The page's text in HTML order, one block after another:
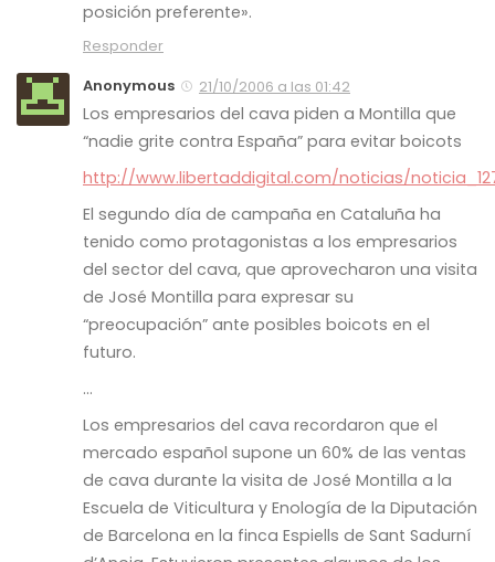
posición preferente».
Responder
Anonymous
21/10/2006 a las 01:42
Los empresarios del cava piden a Montilla que
“nadie grite contra España” para evitar boicots
http://www.libertaddigital.com/noticias/
El segundo día de campaña en Cataluña ha
tenido como protagonistas a los empresarios
del sector del cava, que aprovecharon una visita
de José Montilla para expresar su
“preocupación” ante posibles boicots en el
futuro.
…
Los empresarios del cava recordaron que el
mercado español supone un 60% de las ventas
de cava durante la visita de José Montilla a la
Escuela de Viticultura y Enología de la Diputación
de Barcelona en la finca Espiells de Sant Sadurní